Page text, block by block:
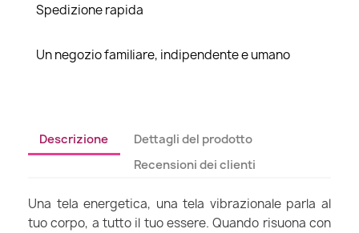
Spedizione rapida
Un negozio familiare, indipendente e umano
Descrizione
Dettagli del prodotto
Recensioni dei clienti
Una tela energetica, una tela vibrazionale parla al
tuo corpo, a tutto il tuo essere. Quando risuona con